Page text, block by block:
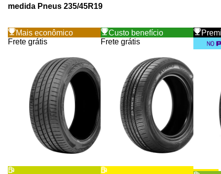
medida Pneus 235/45R19
Mais econômico
Frete grátis
Custo benefício
Frete grátis